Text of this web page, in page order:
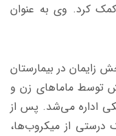
کرد. وی به عنوان
زایمان در بیمارستان
توسط ماماهای زن و
اداره می‌شد. پس از
درستی از میکروب‌ها،